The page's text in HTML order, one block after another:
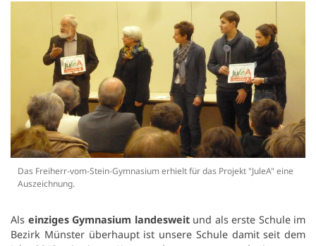
Das Freiherr-vom-Stein-Gymnasium erhielt für das Projekt "JuleA" eine
Auszeichnung.
Als einziges Gymnasium landesweitund als erste Schule im
Bezirk Münster überhaupt ist unsere Schule damit seit dem